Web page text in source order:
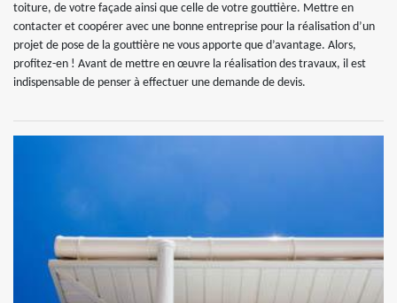
toiture, de votre façade ainsi que celle de votre gouttière. Mettre en
contacter et coopérer avec une bonne entreprise pour la réalisation d’un
projet de pose de la gouttière ne vous apporte que d’avantage. Alors,
profitez-en ! Avant de mettre en œuvre la réalisation des travaux, il est
indispensable de penser à effectuer une demande de devis.